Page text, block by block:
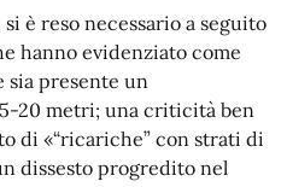
è reso necessario a seguito
hanno evidenziato come
sia presente un
20 metri; una criticità ben
di «“ricariche” con strati di
dissesto progredito nel